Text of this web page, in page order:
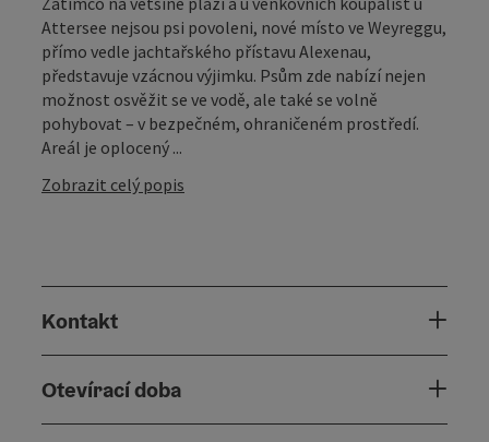
Attersee nejsou psi povoleni, nové místo ve Weyreggu,
přímo vedle jachtařského přístavu Alexenau,
představuje vzácnou výjimku. Psům zde nabízí nejen
možnost osvěžit se ve vodě, ale také se volně
pohybovat – v bezpečném, ohraničeném prostředí.
Areál je oplocený ...
Zobrazit celý popis
Kontakt
Otevírací doba